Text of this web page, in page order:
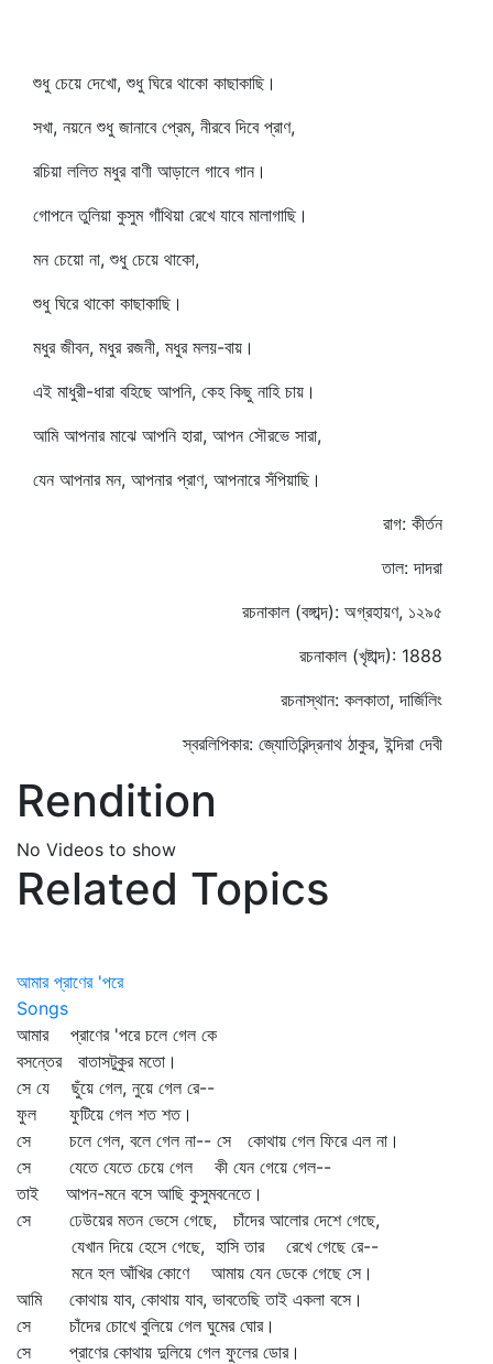
শুধু চেয়ে দেখো, শুধু ঘিরে থাকো কাছাকাছি।
সখা, নয়নে শুধু জানাবে প্রেম, নীরবে দিবে প্রাণ,
রচিয়া ললিত মধুর বাণী আড়ালে গাবে গান।
গোপনে তুলিয়া কুসুম গাঁথিয়া রেখে যাবে মালাগাছি।
মন চেয়ো না, শুধু চেয়ে থাকো,
শুধু ঘিরে থাকো কাছাকাছি।
মধুর জীবন, মধুর রজনী, মধুর মলয়-বায়।
এই মাধুরী-ধারা বহিছে আপনি, কেহ কিছু নাহি চায়।
আমি আপনার মাঝে আপনি হারা, আপন সৌরভে সারা,
যেন আপনার মন, আপনার প্রাণ, আপনারে সঁপিয়াছি।
রাগ: কীর্তন
তাল: দাদরা
রচনাকাল (বঙ্গাব্দ): অগ্রহায়ণ, ১২৯৫
রচনাকাল (খৃষ্টাব্দ): 1888
রচনাস্থান: কলকাতা, দার্জিলিং
স্বরলিপিকার: জ্যোতিরিন্দ্রনাথ ঠাকুর, ইন্দিরা দেবী
Rendition
No Videos to show
Related Topics
আমার প্রাণের 'পরে
Songs
আমার প্রাণের 'পরে চলে গেল কে
বসন্তের বাতাসটুকুর মতো।
সে যে ছুঁয়ে গেল, নুয়ে গেল রে--
ফুল ফুটিয়ে গেল শত শত।
সে চলে গেল, বলে গেল না-- সে কোথায় গেল ফিরে এল না।
সে যেতে যেতে চেয়ে গেল কী যেন গেয়ে গেল--
তাই আপন-মনে বসে আছি কুসুমবনেতে।
সে ঢেউয়ের মতন ভেসে গেছে, চাঁদের আলোর দেশে গেছে,
যেখান দিয়ে হেসে গেছে, হাসি তার রেখে গেছে রে--
মনে হল আঁখির কোণে আমায় যেন ডেকে গেছে সে।
আমি কোথায় যাব, কোথায় যাব, ভাবতেছি তাই একলা বসে।
সে চাঁদের চোখে বুলিয়ে গেল ঘুমের ঘোর।
সে প্রাণের কোথায় দুলিয়ে গেল ফুলের ডোর।